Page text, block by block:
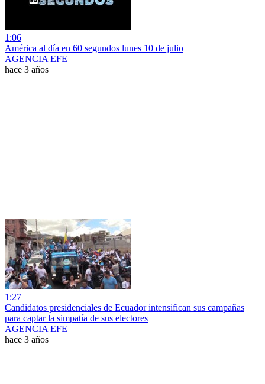
1:06
América al día en 60 segundos lunes 10 de julio
AGENCIA EFE
hace 3 años
1:27
Candidatos presidenciales de Ecuador intensifican sus campañas
para captar la simpatía de sus electores
AGENCIA EFE
hace 3 años